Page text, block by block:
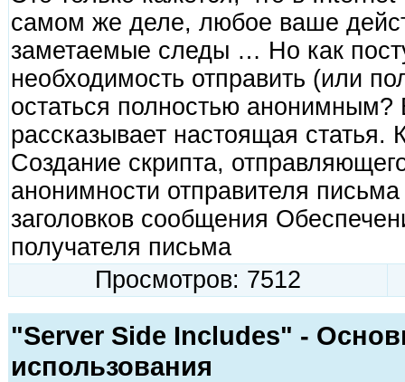
самом же деле, любое ваше
заметаемые следы … Но как
необходимость отправить (или
остаться полностью анонимным?
рассказывает настоящая статья.
Создание скрипта,
анонимности отправителя
заголовков сообщения
получателя письма
Просмотров: 7512
"Server Side Includes" -
использования